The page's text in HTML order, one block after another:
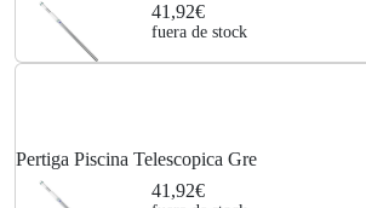
41,92€
fuera de stock
Pertiga Piscina Telescopica Gre
41,92€